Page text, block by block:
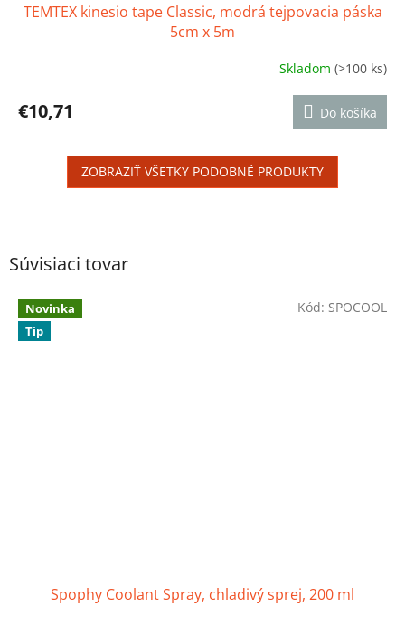
Súvisiaci tovar
Novinka
Tip
Spophy Coolant Spray, chladivý sprej, 200 ml
Kód: SPOCOOL
TEMTEX kinesio tape Classic, modrá tejpovacia páska
5cm x 5m
produktu
je
hviezdičiek.
Skladom(>100 ks)
€10,71 Do košíka
ZOBRAZIŤ VŠETKY PODOBNÉ PRODUKTY